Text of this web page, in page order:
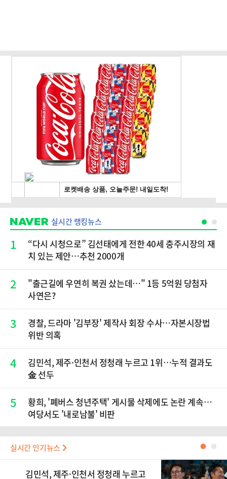
실시간 랭킹뉴스
1
“다시 시청으로” 김선태에게 전한 40세 충주시장의 재
치 있는 제안…추천 2000개
2
"출근길에 우연히 복권 샀는데…" 1등 5억원 당첨자
사연은?
3
경찰, 드라마 '김부장' 제작사 회장 수사…자본시장법
위반 의혹
4
김민석, 제주·인천서 정청래 누르고 1위…누적 결과도
金 선두
5
황희, '폐버스 청년주택' 게시물 삭제에도 논란 계속…
여당서도 '내로남불' 비판
실시간 인기뉴스 ●
김민석, 제주·인천서 정청래 누르고